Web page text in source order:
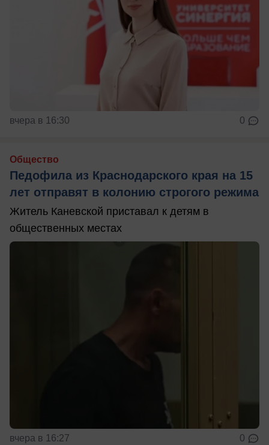
вчера в 16:30 0
Общество
Педофила из Краснодарского края на 15
лет отправят в колонию строгого режима
Житель Каневской приставал к детям в
общественных местах
вчера в 16:27 0